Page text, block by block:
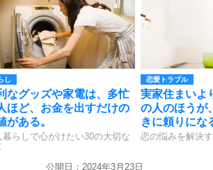
し
なグッズや家電は、多忙
ほど、お金を出すだけの
がある。
暮らしで心がけたい30の大切な
恋愛トラブル
実家住まいよ
の人のほうが
きに頼りにな
恋の悩みを解決
公開日：2024年3月23日